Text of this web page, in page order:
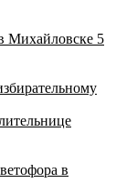
Михайловске 5
в